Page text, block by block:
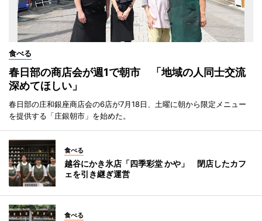
食べる
春日部の商店会が週1で朝市 「地域の人同士交流
深めてほしい」
春日部の庄和銀座商店会の6店が7月18日、土曜に朝から限定メニュー
を提供する「庄銀朝市」を始めた。
食べる
越谷にかき氷店「四季彩堂 かや」 閉店したカフ
ェを引き継ぎ運営
食べる